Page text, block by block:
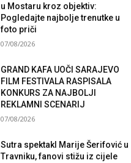
u Mostaru kroz objektiv:
Pogledajte najbolje trenutke u
foto priči
07/08/2026
GRAND KAFA UOČI SARAJEVO
FILM FESTIVALA RASPISALA
KONKURS ZA NAJBOLJI
REKLAMNI SCENARIJ
07/08/2026
Sutra spektakl Marije Šerifović u
Travniku, fanovi stižu iz cijele